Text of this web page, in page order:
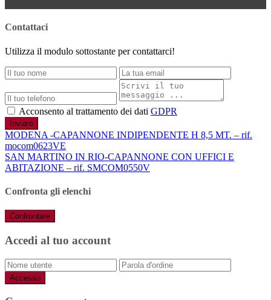
Contattaci
Utilizza il modulo sottostante per contattarci!
Acconsento al trattamento dei dati GDPR
Inviare
MODENA -CAPANNONE INDIPENDENTE H 8,5 MT. – rif.
mocom0623VE
SAN MARTINO IN RIO-CAPANNONE CON UFFICI E
ABITAZIONE – rif. SMCOM0550V
Confronta gli elenchi
Confrontare
Accedi al tuo account
Accesso